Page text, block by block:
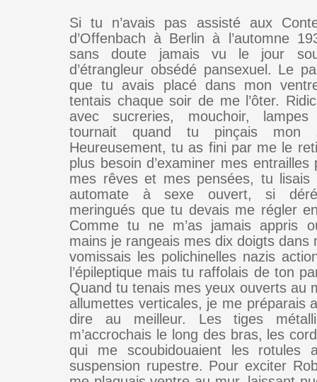
Si tu n’avais pas assisté aux
d’Offenbach à Berlin à l’automne
sans doute jamais vu le jour
d’étrangleur obsédé pansexuel. Le
que tu avais placé dans mon
tentais chaque soir de me l’ôter.
avec sucreries, mouchoir,
tournait quand tu pinçais mon
Heureusement, tu as fini par me le
plus besoin d’examiner mes
mes rêves et mes pensées, tu lisais
automate à sexe ouvert, si
meringués que tu devais me régler
Comme tu ne m’as jamais appris
mains je rangeais mes dix doigts dans
vomissais les polichinelles nazis
l’épileptique mais tu raffolais de ton
Quand tu tenais mes yeux ouverts au
allumettes verticales, je me préparais
dire au meilleur. Les tiges
m’accrochais le long des bras, les
qui me scoubidouaient les rotules
suspension rupestre. Pour exciter